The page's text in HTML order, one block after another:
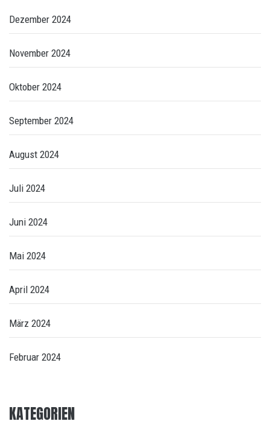
Dezember 2024
November 2024
Oktober 2024
September 2024
August 2024
Juli 2024
Juni 2024
Mai 2024
April 2024
März 2024
Februar 2024
KATEGORIEN